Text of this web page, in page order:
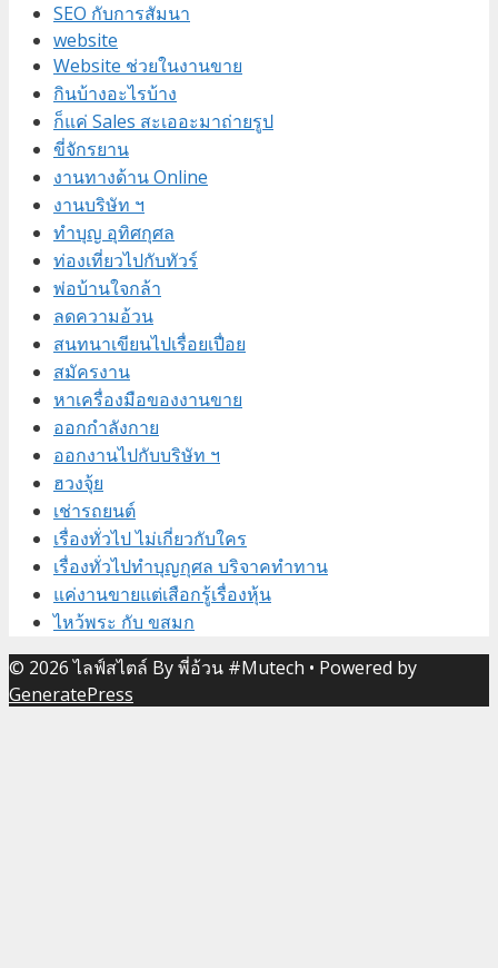
SEO กับการสัมนา
website
Website ช่วยในงานขาย
กินบ้างอะไรบ้าง
ก็แค่ Sales สะเออะมาถ่ายรูป
ขี่จักรยาน
งานทางด้าน Online
งานบริษัท ฯ
ทำบุญ อุทิศกุศล
ท่องเที่ยวไปกับทัวร์
พ่อบ้านใจกล้า
ลดความอ้วน
สนทนาเขียนไปเรื่อยเปื่อย
สมัครงาน
หาเครื่องมือของงานขาย
ออกกำลังกาย
ออกงานไปกับบริษัท ฯ
ฮวงจุ้ย
เช่ารถยนต์
เรื่องทั่วไป ไม่เกี่ยวกับใคร
เรื่องทั่วไปทำบุญกุศล บริจาคทำทาน
แค่งานขายแต่เสือกรู้เรื่องหุ้น
ไหว้พระ กับ ขสมก
© 2026 ไลฟ์สไตล์ By พี่อ้วน #Mutech • Powered by
GeneratePress